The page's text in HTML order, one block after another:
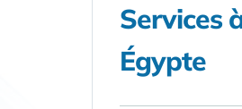
Services
Égypte